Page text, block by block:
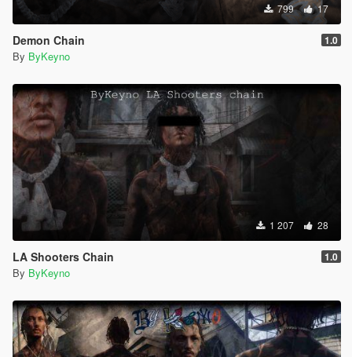
799 17
Demon Chain 1.0
By ByKeyno
1 207 28
LA Shooters Chain 1.0
By ByKeyno